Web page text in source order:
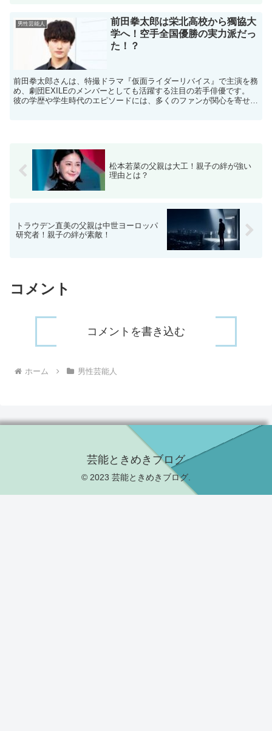
男性芸能人
前田拳太郎は栄北高校から獨協大
学へ！空手全国優勝の実力派だっ
た！？
前田拳太郎さんは、特撮ドラマ『仮面ライダーリバイス』で主演を務
め、劇団EXILEのメンバーとしても活躍する注目の若手俳優です。
彼の学歴や学生時代のエピソードには、多くのファンが関心を寄せて
松本若菜の父親は大工！親子の絆が強い
理由とは？
トラウデン直美の父親は中世ヨーロッパ
研究者！親子の絆が素敵！
コメント
コメントを書き込む
ホーム 男性芸能人
芸能ときめきブログ
© 2023 芸能ときめきブログ.